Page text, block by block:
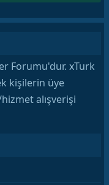
Forumu'dur. xTurk
kişilerin üye
alışverişi